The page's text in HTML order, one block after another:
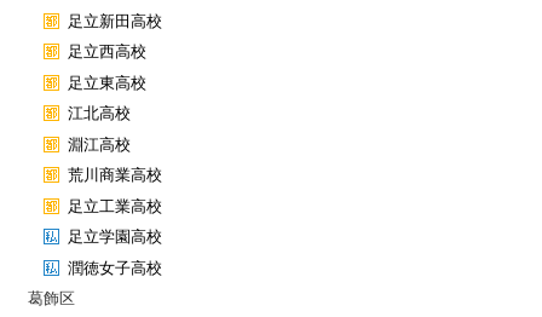
足立新田高校
足立西高校
足立東高校
江北高校
淵江高校
荒川商業高校
足立工業高校
足立学園高校
潤徳女子高校
葛飾区